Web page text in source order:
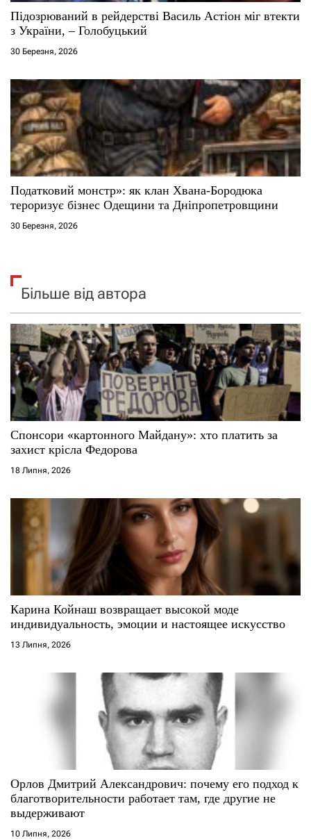
Підозрюваний в рейдерстві Василь Астіон міг втекти
з України, – Голобуцький
30 Березня, 2026
Податковий монстр»: як клан Хвана-Бородюка
тероризує бізнес Одещини та Дніпропетровщини
30 Березня, 2026
Більше від автора
Спонсори «картонного Майдану»: хто платить за
захист крісла Федорова
18 Липня, 2026
Карина Койнаш возвращает высокой моде
индивидуальность, эмоции и настоящее искусство
13 Липня, 2026
Орлов Дмитрий Александрович: почему его подход к
благотворительности работает там, где другие не
выдерживают
10 Липня, 2026